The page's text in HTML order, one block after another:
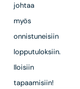
johtaa
myös
onnistuneisiin
lopputuloksiin.
Iloisiin
tapaamisiin!